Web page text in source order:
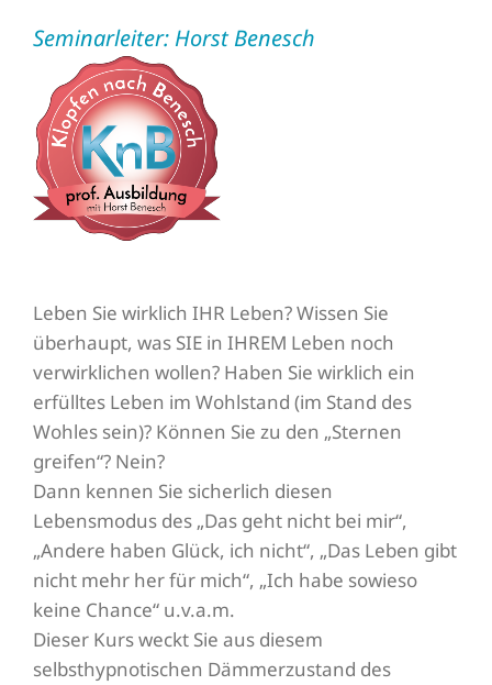
Seminarleiter: Horst Benesch
Leben Sie wirklich IHR Leben? Wissen Sie
überhaupt, was SIE in IHREM Leben noch
verwirklichen wollen? Haben Sie wirklich ein
erfülltes Leben im Wohlstand (im Stand des
Wohles sein)? Können Sie zu den „Sternen
greifen“? Nein?
Dann kennen Sie sicherlich diesen
Lebensmodus des „Das geht nicht bei mir“,
„Andere haben Glück, ich nicht“, „Das Leben gibt
nicht mehr her für mich“, „Ich habe sowieso
keine Chance“ u.v.a.m.
Dieser Kurs weckt Sie aus diesem
selbsthypnotischen Dämmerzustand des